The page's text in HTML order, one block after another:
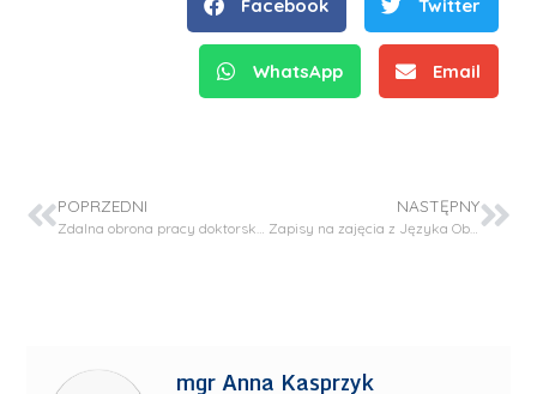
Facebook Twitter
WhatsApp Email
POPRZEDNI
Zdalna obrona pracy doktorskiej – mgr inż. Adrian Ciesielski
NASTĘPNY
Zapisy na zajęcia z Języka Obcego – I rok
mgr Anna Kasprzyk